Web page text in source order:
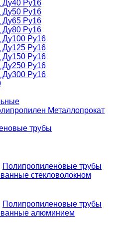
Ду40 Ру16
Ду50 Ру16
Ду65 Ру16
Ду80 Ру16
Ду100 Ру16
Ду125 Ру16
Ду150 Ру16
Ду250 Ру16
Ду300 Ру16
Металлопрокат
трубы
Полипропиленовые трубы
стекловолокном
Полипропиленовые трубы
алюминием